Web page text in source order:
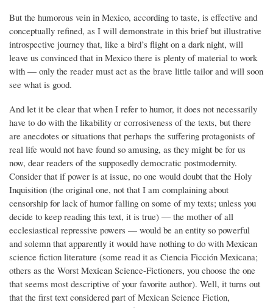
But the humorous vein in Mexico, according to taste, is effective and
conceptually refined, as I will demonstrate in this brief but illustrative
introspective journey that, like a bird’s flight on a dark night, will
leave us convinced that in Mexico there is plenty of material to work
with — only the reader must act as the brave little tailor and will soon
see what is good.
And let it be clear that when I refer to humor, it does not necessarily
have to do with the likability or corrosiveness of the texts, but there
are anecdotes or situations that perhaps the suffering protagonists of
real life would not have found so amusing, as they might be for us
now, dear readers of the supposedly democratic postmodernity.
Consider that if power is at issue, no one would doubt that the Holy
Inquisition (the original one, not that I am complaining about
censorship for lack of humor falling on some of my texts; unless you
decide to keep reading this text, it is true) — the mother of all
ecclesiastical repressive powers — would be an entity so powerful
and solemn that apparently it would have nothing to do with Mexican
science fiction literature (some read it as Ciencia Ficción Mexicana;
others as the Worst Mexican Science-Fictioners, you choose the one
that seems most descriptive of your favorite author). Well, it turns out
that the first text considered part of Mexican Science Fiction,